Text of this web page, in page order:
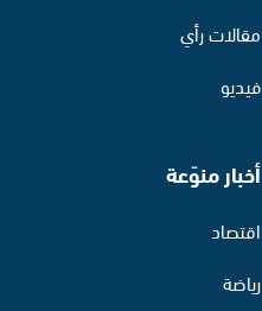
مقالات رأي
فيديو
أخبار منوّعة
اقتصاد
رياضة